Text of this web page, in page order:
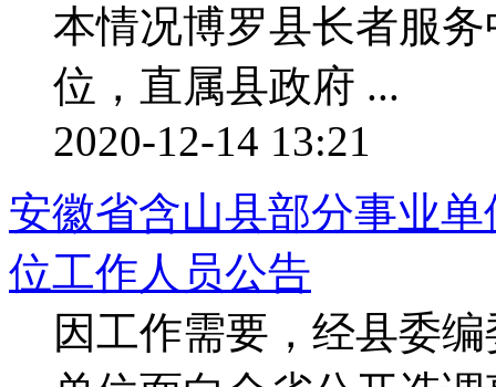
本情况博罗县长者服
位，直属县政府 ...
2020-12-14 13:21
安徽省含山县部分事业
位工作人员公告
因工作需要，经县委